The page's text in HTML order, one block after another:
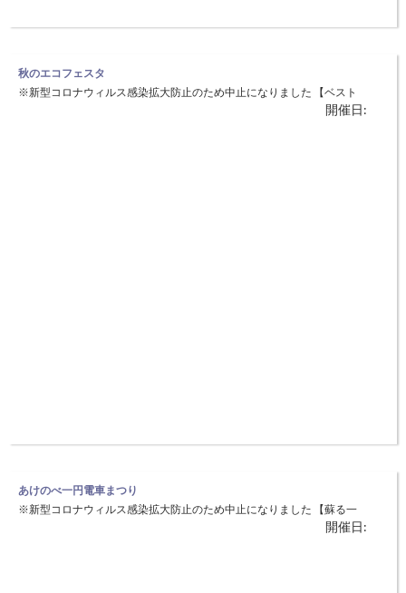
秋のエコフェスタ
※新型コロナウィルス感染拡大防止のため中止になりました 【ベスト
シーズンを迎えた高原でエコな2日間を過ごそう！】 ◆日時：10月16日
開催日:
あけのべ一円電車まつり
※新型コロナウィルス感染拡大防止のため中止になりました 【蘇る一
円電車！鉱山のまちだった明延を体感】 ◆日時：10月3日（日） ◆場
開催日: